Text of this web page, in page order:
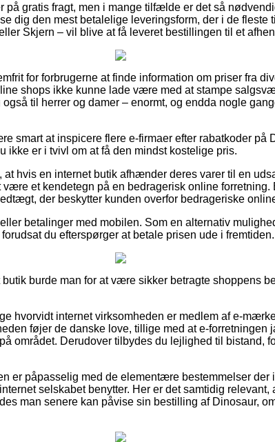
på gratis fragt, men i mange tilfælde er det så
dig den mest betalelige leveringsform, der i de fleste
Skjern – vil blive at få leveret bestillingen til et
for forbrugerne at finde information om priser fra
shops ikke kunne lade være med at stampe
til herrer og damer – enormt, og endda nogle
smart at inspicere flere e-firmaer efter rabatkoder på
ikke er i tvivl om at få den mindst kostelige pris.
hvis en internet butik afhænder deres varer til en
et kendetegn på en bedragerisk online forretning.
der beskytter kunden overfor bedrageriske
betalinger med mobilen. Som en alternativ
du efterspørger at betale prisen ude i fremtiden.
burde man for at være sikker betragte shoppens
hvorvidt internet virksomheden er medlem af e-
føjer de danske love, tillige med at e-forretningen
området. Derudover tilbydes du lejlighed til bistand,
er påpasselig med de elementære bestemmelser der
selskabet benytter. Her er det samtidig relevant,
man senere kan påvise sin bestilling af Dinosaur,